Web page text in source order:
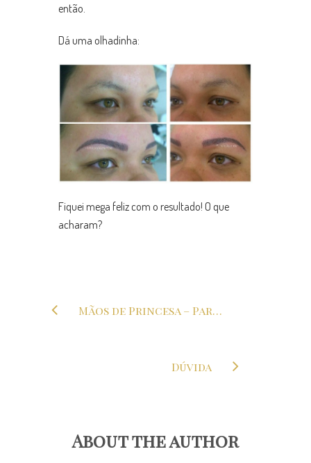
então.
Dá uma olhadinha:
Fiquei mega feliz com o resultado! O que
acharam?
Mãos de Princesa – Parte 2
Dúvida
About the author